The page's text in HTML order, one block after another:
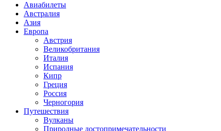
Авиабилеты
Австралия
Азия
Европа
Австрия
Великобритания
Италия
Испания
Кипр
Греция
Россия
Черногория
Путешествия
Вулканы
Природные достопримечательности